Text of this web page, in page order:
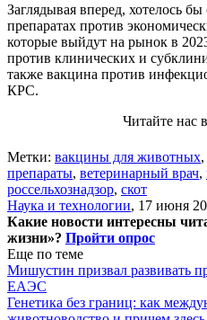
Заглядывая вперед, хотелось
препаратах против
которые выйдут на рынок в
против клинических и
также вакцина против
КРС.
Читайте нас в
Метки: вакцины для животных,
препараты, ветеринарный врач,
россельхознадзор, скот
Наука и технологии, 17 июня
Какие новости интересны
жизни»? Пройти опрос
Еще по теме
Мишустин призвал развивать
ЕАЭС
Генетика без границ: как